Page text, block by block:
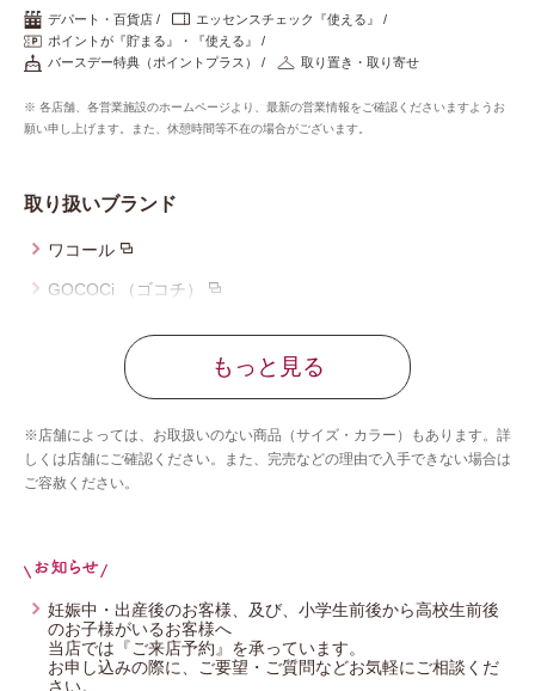
デパート・百貨店
エッセンスチェック『使える』
ポイントが『貯まる』・『使える』
バースデー特典（ポイントプラス）
取り置き・取り寄せ
※ 各店舗、各営業施設のホームページより、最新の営業情報をご確認くださいますようお
願い申し上げます。また、休憩時間等不在の場合がございます。
取り扱いブランド
ワコール
GOCOCi （ゴコチ）
ワコール_マタニティ
ワコール_キッズ
ワコール_ジュニア
Yue（ユエ）
ワコールメン
CW-X
ハンロ
もっと見る
※店舗によっては、お取扱いのない商品（サイズ・カラー）もあります。詳
しくは店舗にご確認ください。また、完売などの理由で入手できない場合は
ご容赦ください。
妊娠中・出産後のお客様、及び、小学生前後から高校生前後
のお子様がいるお客様へ
当店では『ご来店予約』を承っています。
お申し込みの際に、ご要望・ご質問などお気軽にご相談くだ
さい。